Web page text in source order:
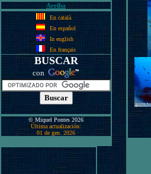
Arriba
En català
En español
In english
En français
BUSCAR
con
© Miquel Pontes 2026
Última actualización:
01 de gen. 2026